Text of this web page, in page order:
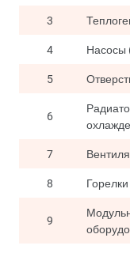
3
4
Насосы
5
6
7
8
Горелки
9